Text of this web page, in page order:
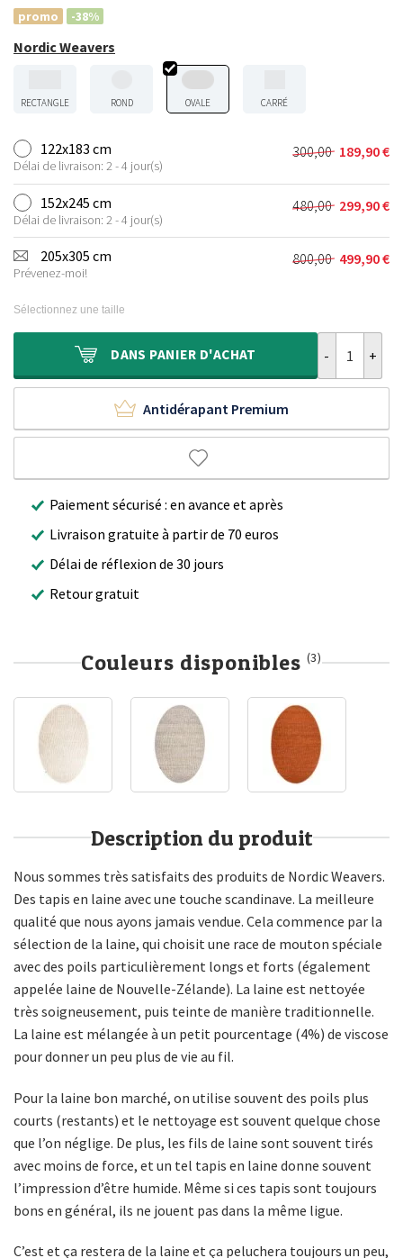
promo -38%
Nordic Weavers
RECTANGLE ROND OVALE CARRÉ
122x183 cm
Délai de livraison: 2 - 4 jour(s)
300,00
Le
prix
initial
était :
300,00 €.
189,90€
Le
prix
actuel
est :
189,90 €.
152x245 cm
Délai de livraison: 2 - 4 jour(s)
480,00
Le
prix
initial
était :
299,90€
Le
prix
actuel
est :
205x305 cm
Prévenez-moi!
800,00
Le
800,00 €.
499,90€
Le
499,90 €.
Sélectionnez une taille
DANS PANIER D'ACHAT
Antidérapant Premium
Paiement sécurisé : en avance et après
Livraison gratuite à partir de 70 euros
Délai de réflexion de 30 jours
Retour gratuit
Couleurs disponibles (3)
Description du produit
Nous sommes très satisfaits des produits de Nordic Weavers.
Des tapis en laine avec une touche scandinave. La meilleure
qualité que nous ayons jamais vendue. Cela commence par la
sélection de la laine, qui choisit une race de mouton spéciale
avec des poils particulièrement longs et forts (également
appelée laine de Nouvelle-Zélande). La laine est nettoyée
très soigneusement, puis teinte de manière traditionnelle.
La laine est mélangée à un petit pourcentage (4%) de viscose
pour donner un peu plus de vie au fil.
Pour la laine bon marché, on utilise souvent des poils plus
courts (restants) et le nettoyage est souvent quelque chose
que l’on néglige. De plus, les fils de laine sont souvent tirés
avec moins de force, et un tel tapis en laine donne souvent
l’impression d’être humide. Même si ces tapis sont toujours
bons en général, ils ne jouent pas dans la même ligue.
C’est et ça restera de la laine et ça peluchera toujours un peu,